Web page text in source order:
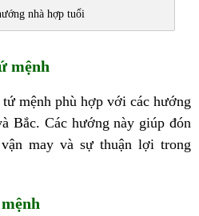
nhà hợp tuổi
mệnh
mệnh phù hợp với các hướng
Bắc. Các hướng này giúp đón
may và sự thuận lợi trong